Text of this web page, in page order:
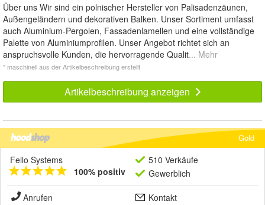
Über uns Wir sind ein polnischer Hersteller von Palisadenzäunen,
Außengeländern und dekorativen Balken. Unser Sortiment umfasst
auch Aluminium-Pergolen, Fassadenlamellen und eine vollständige
Palette von Aluminiumprofilen. Unser Angebot richtet sich an
anspruchsvolle Kunden, die hervorragende Qualit... Mehr
* maschinell aus der Artikelbeschreibung erstellt
Artikelbeschreibung anzeigen
Gold
Fello Systems
100% positiv
510 Verkäufe
Gewerblich
Anrufen
Kontakt